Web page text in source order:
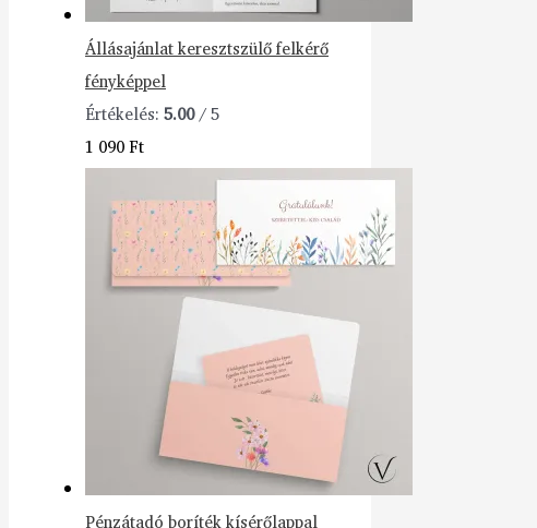
Állásajánlat keresztszülő felkérő
fényképpel
Értékelés: 5.00/ 5
1 090Ft
Pénzátadó boríték kísérőlappal